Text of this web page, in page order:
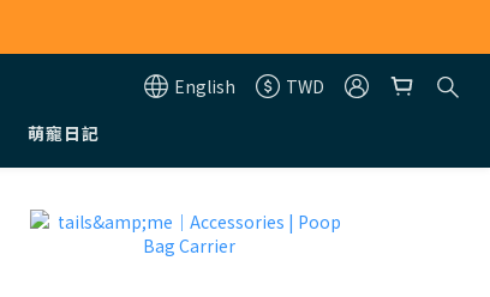
English
TWD
萌寵日記